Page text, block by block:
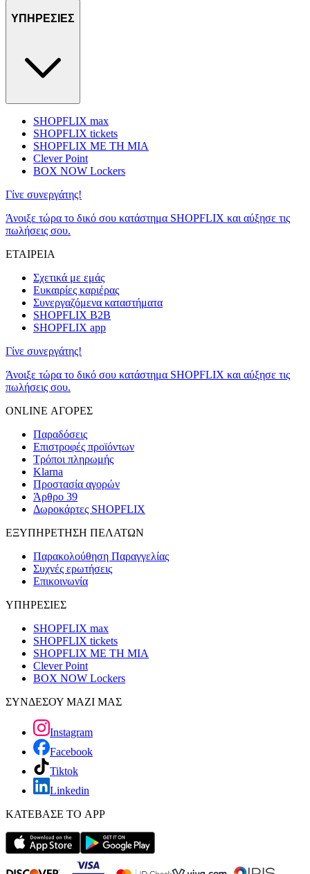
ΥΠΗΡΕΣΙΕΣ
SHOPFLIX max
SHOPFLIX tickets
SHOPFLIX ΜΕ ΤΗ ΜΙΑ
Clever Point
BOX NOW Lockers
Γίνε συνεργάτης!
Άνοιξε τώρα το δικό σου κατάστημα SHOPFLIX και αύξησε τις
πωλήσεις σου.
ΕΤΑΙΡΕΙΑ
Σχετικά με εμάς
Ευκαιρίες καριέρας
Συνεργαζόμενα καταστήματα
SHOPFLIX B2B
SHOPFLIX app
Γίνε συνεργάτης!
Άνοιξε τώρα το δικό σου κατάστημα SHOPFLIX και αύξησε τις
πωλήσεις σου.
ONLINE ΑΓΟΡΕΣ
Παραδόσεις
Επιστροφές προϊόντων
Τρόποι πληρωμής
Klarna
Προστασία αγορών
Άρθρο 39
Δωροκάρτες SHOPFLIX
ΕΞΥΠΗΡΕΤΗΣΗ ΠΕΛΑΤΩΝ
Παρακολούθηση Παραγγελίας
Συχνές ερωτήσεις
Επικοινωνία
ΥΠΗΡΕΣΙΕΣ
SHOPFLIX max
SHOPFLIX tickets
SHOPFLIX ΜΕ ΤΗ ΜΙΑ
Clever Point
BOX NOW Lockers
ΣΥΝΔΕΣΟΥ ΜΑΖΙ ΜΑΣ
Instagram
Facebook
Tiktok
Linkedin
ΚΑΤΕΒΑΣΕ ΤΟ APP